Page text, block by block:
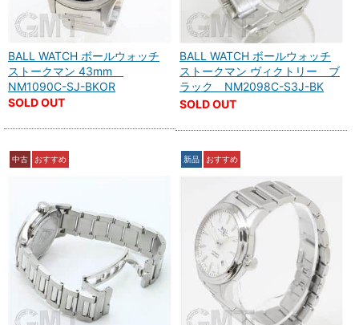
BALL WATCH ボールウォッチ
ストークマン 43mm
NM1090C-SJ-BKOR
SOLD OUT
BALL WATCH ボールウォッチ
ストークマン ヴィクトリー ブ
ラック NM2098C-S3J-BK
SOLD OUT
中古 おすすめ 新品 おすすめ